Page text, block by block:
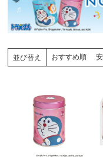
並び替え おすすめ順